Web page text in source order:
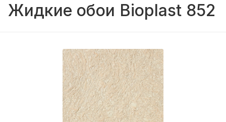
Жидкие обои Bioplast 852